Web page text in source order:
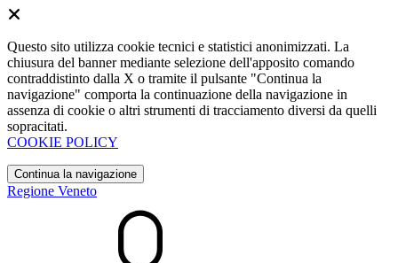
Questo sito utilizza cookie tecnici e statistici anonimizzati. La
chiusura del banner mediante selezione dell'apposito comando
contraddistinto dalla X o tramite il pulsante "Continua la
navigazione" comporta la continuazione della navigazione in
assenza di cookie o altri strumenti di tracciamento diversi da quelli
sopracitati.
COOKIE POLICY
Continua la navigazione
Regione Veneto